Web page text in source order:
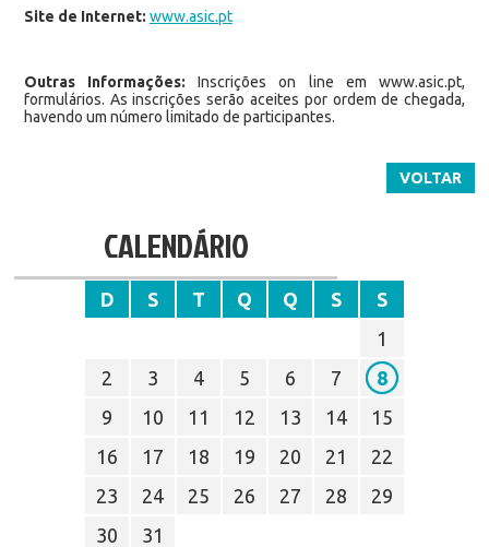
Site de Internet: www.asic.pt
Outras Informações: Inscrições on line em www.asic.pt,
formulários. As inscrições serão aceites por ordem de chegada,
havendo um número limitado de participantes.
VOLTAR
CALENDÁRIO
D S T Q Q S
S
1
2
3 4 5 6 7
8
9
10 11 12 13 14
15
16
17 18 19 20 21
22
23
24 25 26 27 28
29
30
31